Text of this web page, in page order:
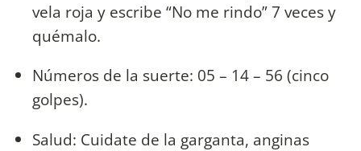
vela roja y escribe “No me rindo” 7 veces y
quémalo.
Números de la suerte: 05 – 14 – 56 (cinco
golpes).
Salud: Cuidate de la garganta, anginas